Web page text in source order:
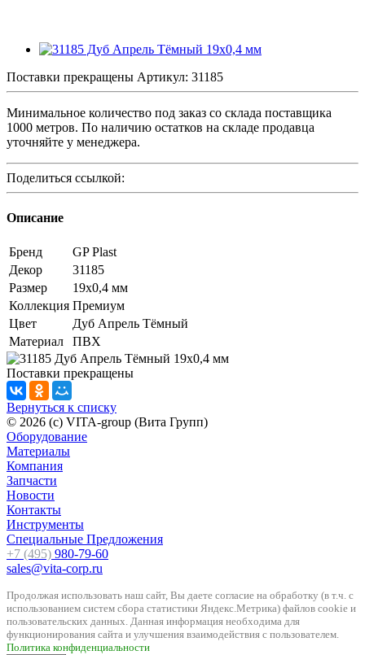
Поставки прекращены Артикул: 31185
Минимальное количество под заказ со склада поставщика
1000 метров. По наличию остатков на складе продавца
уточняйте у менеджера.
Поделиться ссылкой:
Описание
Бренд
GP Plast
Декор
31185
Размер
19x0,4 мм
Коллекция Премиум
Цвет
Дуб Апрель Тёмный
Материал
ПВХ
Поставки прекращены
Вернуться к списку
© 2026 (c) VITA-group (Вита Групп)
Оборудование
Материалы
Компания
Запчасти
Новости
Контакты
Инструменты
Специальные Предложения
+7 (495) 980-79-60
sales@vita-corp.ru
Продолжая использовать наш cайт, Вы даете согласие на обработку (в т.ч. с
использованием систем сбора статистики Яндекс.Метрика) файлов cookie и
пользовательских данных. Данная информация необходима для
функционирования сайта и улучшения взаимодействия с пользователем.
Политика конфиденциальности